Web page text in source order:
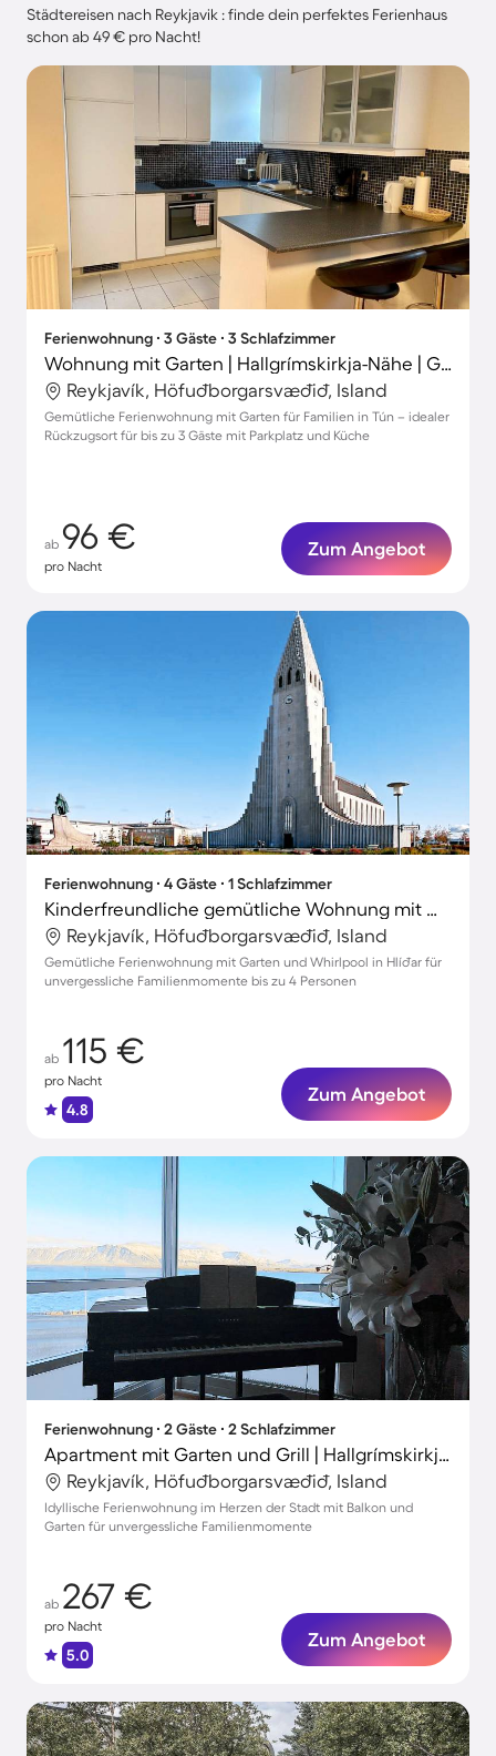
Städtereisen nach Reykjavik : finde dein perfektes Ferienhaus
schon ab 49 € pro Nacht!
Ferienwohnung ∙ 3 Gäste ∙ 3 Schlafzimmer
Wohnung mit Garten | Hallgrímskirkja-Nähe | Gartenblick
Reykjavík, Höfuðborgarsvæðið, Island
Gemütliche Ferienwohnung mit Garten für Familien in Tún – idealer
Rückzugsort für bis zu 3 Gäste mit Parkplatz und Küche
ab 96 €
pro Nacht
Zum Angebot
Ferienwohnung ∙ 4 Gäste ∙ 1 Schlafzimmer
Kinderfreundliche gemütliche Wohnung mit Whirlpool und Garten | Hallgrímskirkja in der Nähe | Stadtblick | Perfekt für die Arbeit von Zuhause
Reykjavík, Höfuðborgarsvæðið, Island
Gemütliche Ferienwohnung mit Garten und Whirlpool in Hlíðar für
unvergessliche Familienmomente bis zu 4 Personen
ab 115 €
pro Nacht
4.8
Zum Angebot
Ferienwohnung ∙ 2 Gäste ∙ 2 Schlafzimmer
Apartment mit Garten und Grill | Hallgrímskirkja-Nähe | Stadtblick | Perfekt für die Arbeit von Zuhause
Reykjavík, Höfuðborgarsvæðið, Island
Idyllische Ferienwohnung im Herzen der Stadt mit Balkon und
Garten für unvergessliche Familienmomente
ab 267 €
pro Nacht
5.0
Zum Angebot